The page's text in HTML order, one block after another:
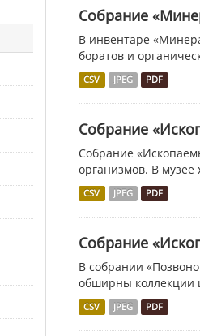
Собрание
В инвентаре
боратов и
CSV JPEG PDF
Собрание
Собрание
организмов. В музее
CSV JPEG PDF
Собрание
В собрании
обширны коллекции
CSV JPEG PDF